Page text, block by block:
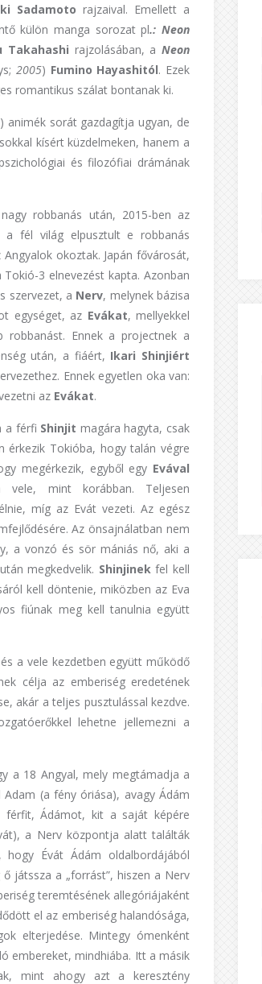
Sadamoto rajzaival. Emellett a
külön manga sorozat pl.: Neon
Takahashi rajzolásában, a Neon
2005) Fumino Hayashitól. Ezek
romantikus szálat bontanak ki.
sorát gazdagítja ugyan, de
kísért küzdelmeken, hanem a
és filozófiai drámának
robbanás után, 2015-ben az
a fél világ elpusztult e robbanás
okoztak. Japán fővárosát,
3 elnevezést kapta. Azonban
szervezet, a Nerv, melynek bázisa
egységet, az Evákat, mellyekkel
robbanást. Ennek a projectnek a
után, a fiáért, Ikari Shinjiért
Ennek egyetlen oka van:
az Evákat.
a férfi Shinjit magára hagyta, csak
érkezik Tokióba, hogy talán végre
megérkezik, egyből egy Evával
vele, mint korábban. Teljesen
míg az Evát vezeti. Az egész
Az önsajnálatban nem
a vonzó és sör mániás nő, aki a
megkedvelik. Shinjinekfel kell
kell döntenie, miközben az Eva
fiúnak meg kell tanulnia együtt
a vele kezdetben együtt működő
célja az emberiség eredetének
akár a teljes pusztulással kezdve.
lehetne jellemezni a
a 18 Angyal, mely megtámadja a
(a fény óriása), avagy Ádám
férfit, Ádámot, kit a saját képére
a Nerv központja alatt találták
Évát Ádám oldalbordájából
játssza a „forrást”, hiszen a Nerv
teremtésének allegóriájaként
el az emberiség halandósága,
elterjedése. Mintegy ómenként
embereket, mindhiába. Itt a másik
mint ahogy azt a keresztény